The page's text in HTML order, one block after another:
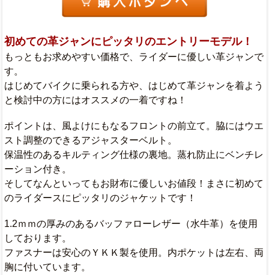
初めての革ジャンにピッタリのエントリーモデル！
もっともお求めやすい価格で、ライダーに優しい革ジャンで
す。
はじめてバイクに乗られる方や、はじめて革ジャンを着よう
と検討中の方にはオススメの一着ですね！
ポイントは、風よけにもなるフロントの前立て。脇にはウエ
スト調整のできるアジャスターベルト。
保温性のあるキルティング仕様の裏地。蒸れ防止にベンチレ
ーション付き。
そしてなんといってもお財布に優しいお値段！まさに初めて
のライダースにピッタリのジャケットです！
1.2ｍｍの厚みのあるバッファローレザー（水牛革）を使用
しております。
ファスナーは安心のＹＫＫ製を使用。内ポケットは左右、両
胸に付いています。